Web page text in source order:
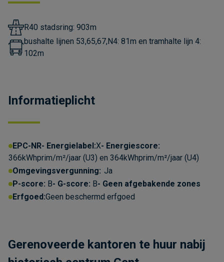
R40 stadsring: 903m
bushalte lijnen 53,65,67,N4: 81m en tramhalte lijn 4:
102m
Informatieplicht
EPC-NR Energielabel:X Energiescore:
366kWhprim/m²/jaar (U3) en 364kWhprim/m²/jaar (U4)
Omgevingsvergunning: Ja
P-score: B G-score: B
Geen afgebakende zones
Erfgoed:Geen beschermd erfgoed
Gerenoveerde kantoren te huur nabij
We maken gebruik van cookies om gegevens
m.b.t. de prestaties en het gebruik van deze
sociale netwerkfunctionaliteiten aan te bieden en
onze content & advertenties te verbeteren en